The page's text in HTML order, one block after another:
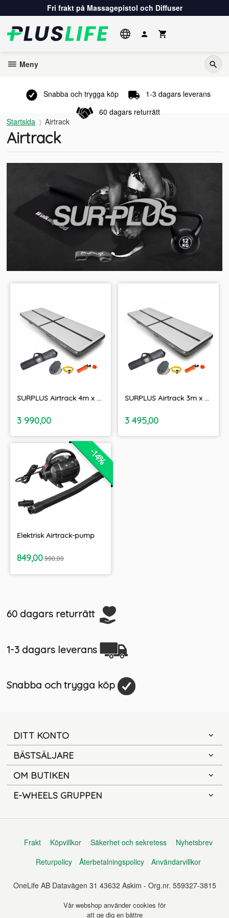
till
innehåll
Fri frakt på Massagepistol och Diffuser
Meny
Snabba och trygga köp
1-3 dagars leverans
60 dagars returrätt
Startsida
Airtrack
Airtrack
SURPLUS Airtrack 4m x 1m x 10cm
Pris
3 990,00moms
SURPLUS Airtrack 3m x 1m x 10cm
Pris
3 495,00moms
Elektrisk Airtrack-pump
Erbjudande
849,00990,00
-14%
moms
60 dagars returrätt
1-3 dagars leverans
Snabba och trygga köp
DITT KONTO
BÄSTSÄLJARE
OM BUTIKEN
E-WHEELS GRUPPEN
Frakt Köpvillkor Säkerhet och sekretess
Nyhetsbrev
Returpolicy
Återbetalningspolicy Användarvillkor
OneLife AB Datavägen 31 43632 Askim - Org.nr. 559327-3815
Vår webshop använder cookies för
att ge dig en bättre